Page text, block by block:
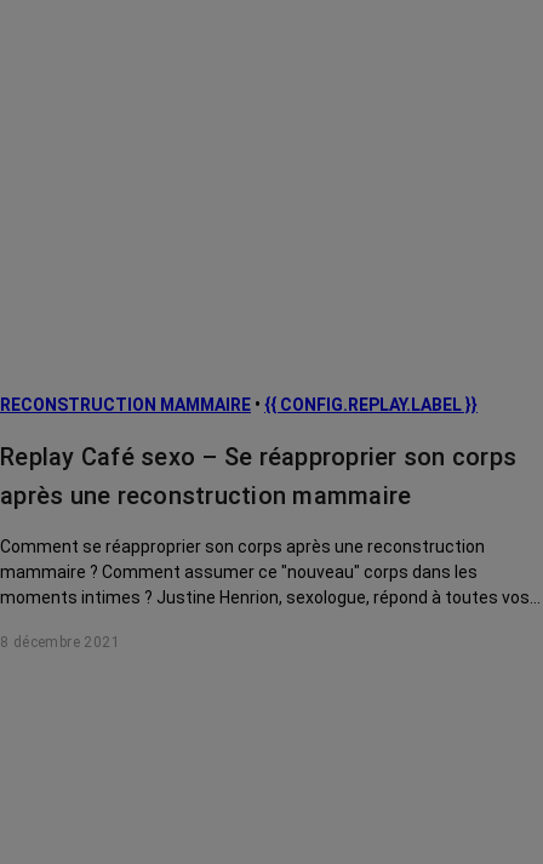
RECONSTRUCTION MAMMAIRE • {{ CONFIG.REPLAY.LABEL }}
Replay Café sexo – Se réapproprier son corps
après une reconstruction mammaire
Comment se réapproprier son corps après une reconstruction
mammaire ? Comment assumer ce "nouveau" corps dans les
moments intimes ? Justine Henrion, sexologue, répond à toutes vos
8 décembre 2021